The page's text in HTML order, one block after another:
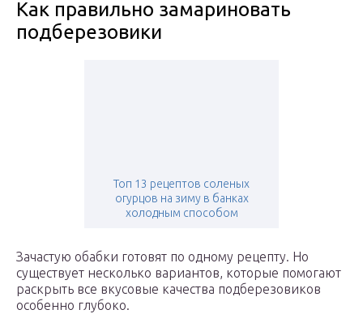
Как правильно замариновать
подберезовики
Топ 13 рецептов соленых
огурцов на зиму в банках
холодным способом
Зачастую обабки готовят по одному рецепту. Но
существует несколько вариантов, которые помогают
раскрыть все вкусовые качества подберезовиков
особенно глубоко.